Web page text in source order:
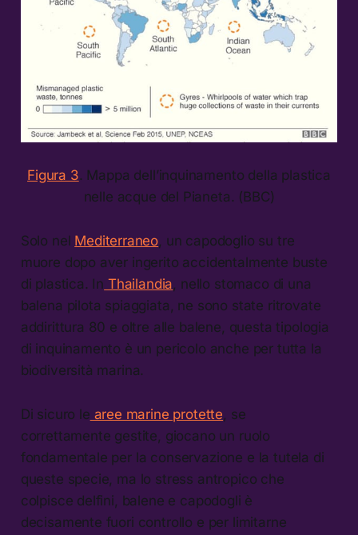
Figura 3. Mappa dell’inquinamento della plastica
nelle acque del Pianeta. (BBC)
Solo nel Mediterraneo, un capodoglio su tre
muore dopo aver ingerito accidentalmente buste
di plastica. In Thailandia, nello stomaco di una
balena pilota spiaggiata, ne sono state ritrovate
addirittura 80 e oltre alle balene, questa tipologia
di inquinamento è un pericolo anche per tutta la
biodiversità marina.
Di sicuro le aree marine protette, se
correttamente gestite, giocano un ruolo
fondamentale per la conservazione e la tutela di
queste specie, ma lo stress antropico che
colpisce delfini, balene e capodogli è
decisamente fuori controllo e per limitarne